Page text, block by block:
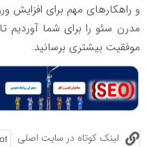
و راهکارهای مهم برای افزایش
مدرن سئو را برای شما آوردیم
موفقیت بیشتری برسانید.
لینک کوتاه در سایت اصلی